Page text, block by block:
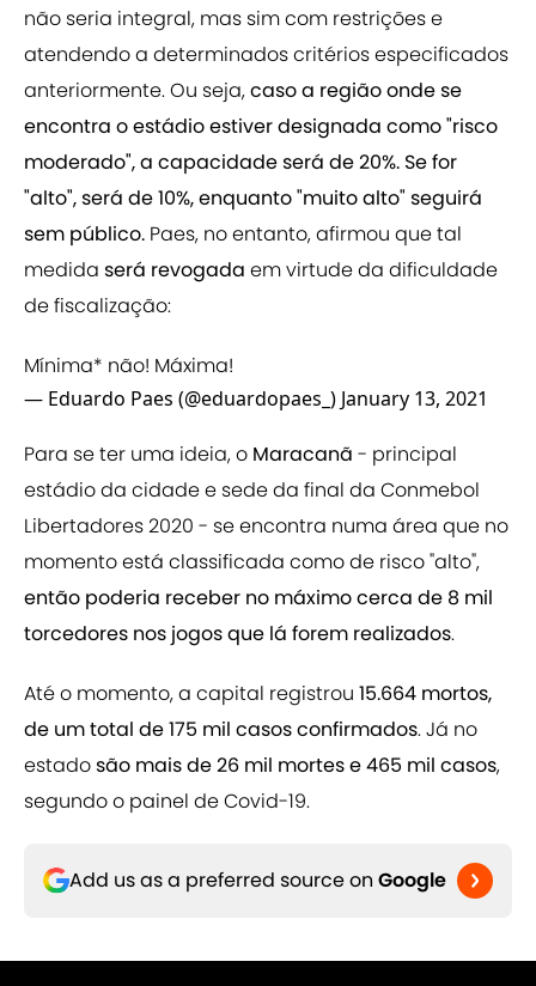
não seria integral, mas sim com restrições e
atendendo a determinados critérios especificados
anteriormente. Ou seja,caso a região onde se
encontra o estádio estiver designada como "risco
moderado", a capacidade será de 20%. Se for
"alto", será de 10%, enquanto "muito alto" seguirá
sem público. Paes, no entanto, afirmou que tal
medida será revogada em virtude da dificuldade
de fiscalização:
Mínima* não! Máxima!
— Eduardo Paes (@eduardopaes_) January 13, 2021
Para se ter uma ideia, o Maracanã - principal
estádio da cidade e sede da final da Conmebol
Libertadores 2020 - se encontra numa área que no
momento está classificada como de risco "alto",
então poderia receber no máximo cerca de 8 mil
torcedores nos jogos que lá forem realizados.
Até o momento, a capital registrou 15.664 mortos,
de um total de 175 mil casos confirmados. Já no
estadosão mais de 26 mil mortes e 465 mil casos,
segundo o painel de Covid-19.
Add us as a preferred source on Google